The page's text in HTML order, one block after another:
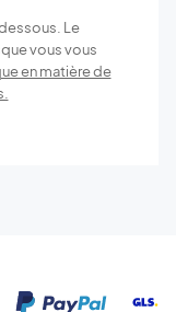
Le
vous vous
en matière de